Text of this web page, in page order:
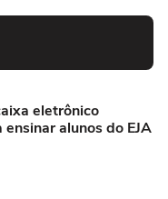
eletrônico
alunos do EJA